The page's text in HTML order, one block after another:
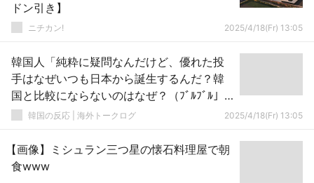
ドン引き】
ニチカン! 2025/4/18(Fr) 13:05
韓国人「純粋に疑問なんだけど、優れた投
手はなぜいつも日本から誕生するんだ？韓
国と比較にならないのはなぜ？（ﾌﾞﾙﾌﾞﾙ」
＝韓国の反応
韓国の反応 | 海外トークログ 2025/4/18(Fr) 13:05
【画像】ミシュラン三つ星の懐石料理屋で朝
食www